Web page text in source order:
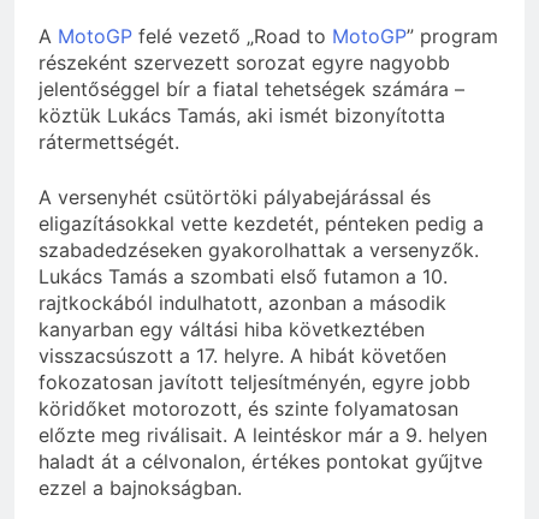
A MotoGP felé vezető „Road to MotoGP” program
részeként szervezett sorozat egyre nagyobb
jelentőséggel bír a fiatal tehetségek számára –
köztük Lukács Tamás, aki ismét bizonyította
rátermettségét.
A versenyhét csütörtöki pályabejárással és
eligazításokkal vette kezdetét, pénteken pedig a
szabadedzéseken gyakorolhattak a versenyzők.
Lukács Tamás a szombati első futamon a 10.
rajtkockából indulhatott, azonban a második
kanyarban egy váltási hiba következtében
visszacsúszott a 17. helyre. A hibát követően
fokozatosan javított teljesítményén, egyre jobb
köridőket motorozott, és szinte folyamatosan
előzte meg riválisait. A leintéskor már a 9. helyen
haladt át a célvonalon, értékes pontokat gyűjtve
ezzel a bajnokságban.